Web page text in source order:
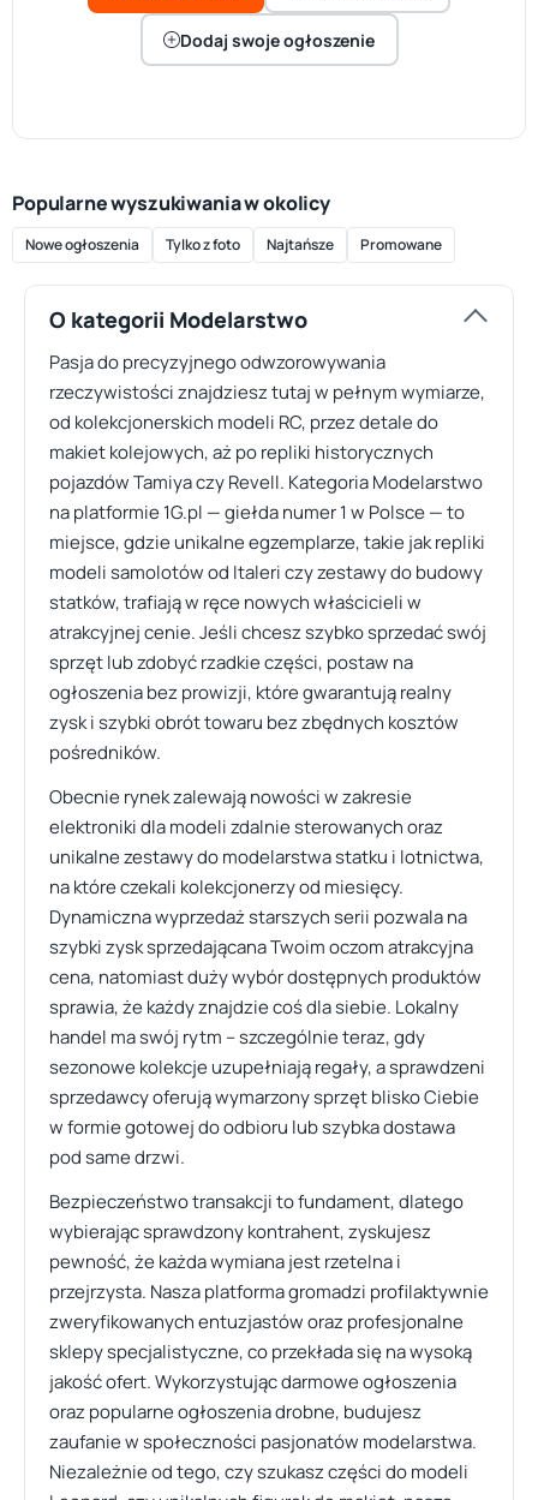
Dodaj swoje ogłoszenie
Popularne wyszukiwania w okolicy
Nowe ogłoszenia Tylko z foto Najtańsze Promowane
O kategorii Modelarstwo
Pasja do precyzyjnego odwzorowywania
rzeczywistości znajdziesz tutaj w pełnym wymiarze,
od kolekcjonerskich modeli RC, przez detale do
makiet kolejowych, aż po repliki historycznych
pojazdów Tamiya czy Revell. Kategoria Modelarstwo
na platformie 1G.pl — giełda numer 1 w Polsce — to
miejsce, gdzie unikalne egzemplarze, takie jak repliki
modeli samolotów od Italeri czy zestawy do budowy
statków, trafiają w ręce nowych właścicieli w
atrakcyjnej cenie. Jeśli chcesz szybko sprzedać swój
sprzęt lub zdobyć rzadkie części, postaw na
ogłoszenia bez prowizji, które gwarantują realny
zysk i szybki obrót towaru bez zbędnych kosztów
pośredników.
Obecnie rynek zalewają nowości w zakresie
elektroniki dla modeli zdalnie sterowanych oraz
unikalne zestawy do modelarstwa statku i lotnictwa,
na które czekali kolekcjonerzy od miesięcy.
Dynamiczna wyprzedaż starszych serii pozwala na
szybki zysk sprzedającana Twoim oczom atrakcyjna
cena, natomiast duży wybór dostępnych produktów
sprawia, że każdy znajdzie coś dla siebie. Lokalny
handel ma swój rytm – szczególnie teraz, gdy
sezonowe kolekcje uzupełniają regały, a sprawdzeni
sprzedawcy oferują wymarzony sprzęt blisko Ciebie
w formie gotowej do odbioru lub szybka dostawa
pod same drzwi.
Bezpieczeństwo transakcji to fundament, dlatego
wybierając sprawdzony kontrahent, zyskujesz
pewność, że każda wymiana jest rzetelna i
przejrzysta. Nasza platforma gromadzi profilaktywnie
zweryfikowanych entuzjastów oraz profesjonalne
sklepy specjalistyczne, co przekłada się na wysoką
jakość ofert. Wykorzystując darmowe ogłoszenia
oraz popularne ogłoszenia drobne, budujesz
zaufanie w społeczności pasjonatów modelarstwa.
Niezależnie od tego, czy szukasz części do modeli